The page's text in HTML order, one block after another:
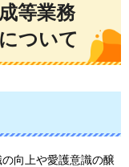
等業務
ついて
向上や愛護意識の醸